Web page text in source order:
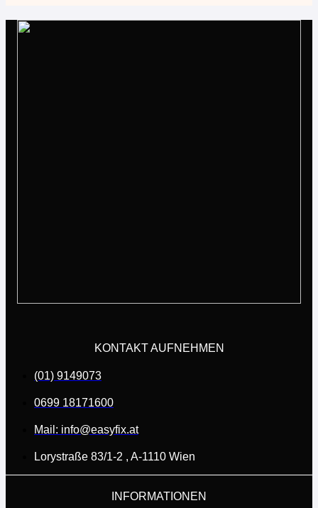
KONTAKT AUFNEHMEN
(01) 9149073
0699 18171600
Mail: info@easyfix.at
Lorystraße 83/1-2 , A-1110 Wien
INFORMATIONEN